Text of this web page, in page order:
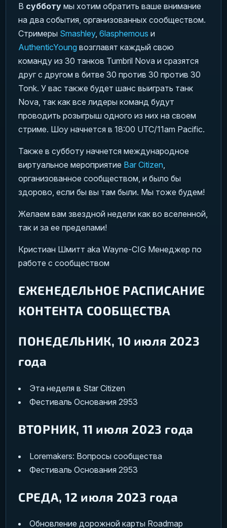
В субботу мы хотим обратить ваше внимание
на два события, организованных сообществом.
Стримеры Smashley,6lasphemous и
AuthenticYoung возглавят каждый свою
команду из 30 танков Tumbril Nova и сразятся
друг с другом в битве 30 против 30 против 30
Tonk. У вас также будет шанс выиграть танк
Nova, так как все лидеры команд будут
проводить розыгрыш одного из них на своем
стриме. Шоу начнется в 18:00 UTC/11am Pacific.
Также в субботу начнется международное
виртуальное мероприятие Bar Citizen,
организованное сообществом, и было бы
здорово, если бы вы там были. Мы тоже будем!
Желаем вам звездной недели как во вселенной,
так и за ее пределами!
Кристиан Шмитт aka Wayne-CIG Менеджер по
работе с сообществом
ЕЖЕНЕДЕЛЬНОЕ РАСПИСАНИЕ
КОНТЕНТА СООБЩЕСТВА
ПОНЕДЕЛЬНИК, 10 июля 2023
года
Эта неделя в Star Citizen
Фестиваль Основания 2953
ВТОРНИК, 11 июля 2023 года
Loremakers: Вопросы сообщества
Фестиваль Основания 2953
СРЕДА, 12 июля 2023 года
Обновление дорожной карты Roadmap